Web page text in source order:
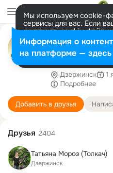
Мы используем cookie-
сервисы для вас. Если
настроить cookie-
представитель. Больше
Разрешить все
Виктория
Надоела старая
безнадежны?
Дзержинск
1
Подробнее
Добавить в друзья
Друзья 2404
Татьяна Мороз (Толкач)
Дзержинск
Информация о
на платформе — здесь